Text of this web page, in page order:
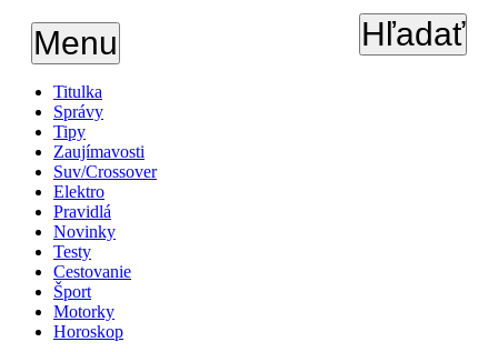
Menu Hľadať
Titulka
Správy
Tipy
Zaujímavosti
Suv/Crossover
Elektro
Pravidlá
Novinky
Testy
Cestovanie
Šport
Motorky
Horoskop